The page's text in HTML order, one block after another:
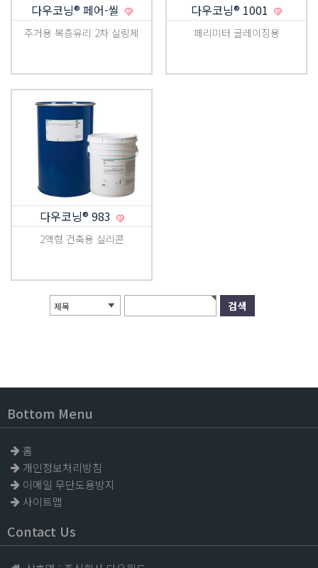
다우코닝® 페어-씰
주거용 복층유리 2차 실링제
다우코닝® 1001
페리미터 글레이징용
다우코닝® 983
2액형 건축용 실리콘
제목
Bottom Menu
홈
개인정보처리방침
이메일 무단도용방지
사이트맵
Contact Us